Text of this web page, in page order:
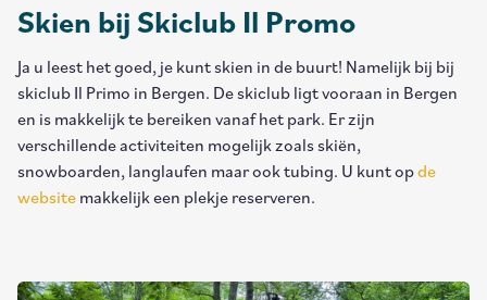
Skien bij Skiclub Il Promo
Ja u leest het goed, je kunt skien in de buurt! Namelijk bij bij
skiclub Il Primo in Bergen. De skiclub ligt vooraan in Bergen
en is makkelijk te bereiken vanaf het park. Er zijn
verschillende activiteiten mogelijk zoals skiën,
snowboarden, langlaufen maar ook tubing. U kunt opde
website makkelijk een plekje reserveren.